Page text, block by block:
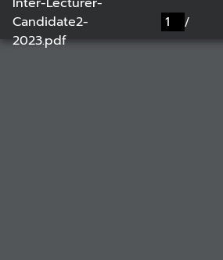
Candidate2-
2023.pdf
/